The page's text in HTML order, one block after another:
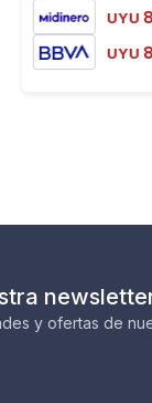
UYU
UYU
y ofertas de